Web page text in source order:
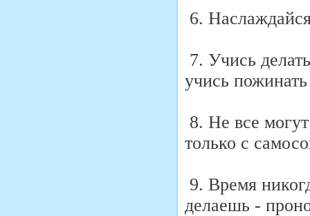
6.
7. Учись
учись пожинать
8. Не все
только с
9. Время
делаешь -